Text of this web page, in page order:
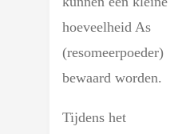
hoeveelheid As
(resomeerpoeder)
bewaard worden.
Tijdens het